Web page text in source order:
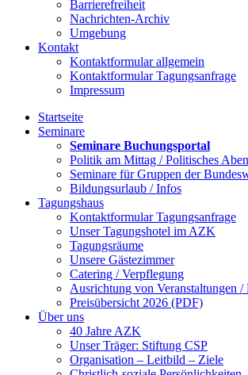
Barrierefreiheit
Nachrichten-Archiv
Umgebung
Kontakt
Kontaktformular allgemein
Kontaktformular Tagungsanfrage
Impressum
Startseite
Seminare
Seminare Buchungsportal
Politik am Mittag / Politisches
Seminare für Gruppen der
Bildungsurlaub / Infos
Tagungshaus
Kontaktformular Tagungsanfrage
Unser Tagungshotel im AZK
Tagungsräume
Unsere Gästezimmer
Catering / Verpflegung
Ausrichtung von Veranstaltungen /
Preisübersicht 2026 (PDF)
Über uns
40 Jahre AZK
Unser Träger: Stiftung CSP
Organisation – Leitbild – Ziele